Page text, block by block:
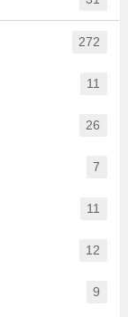
272
11
26
7
11
12
9